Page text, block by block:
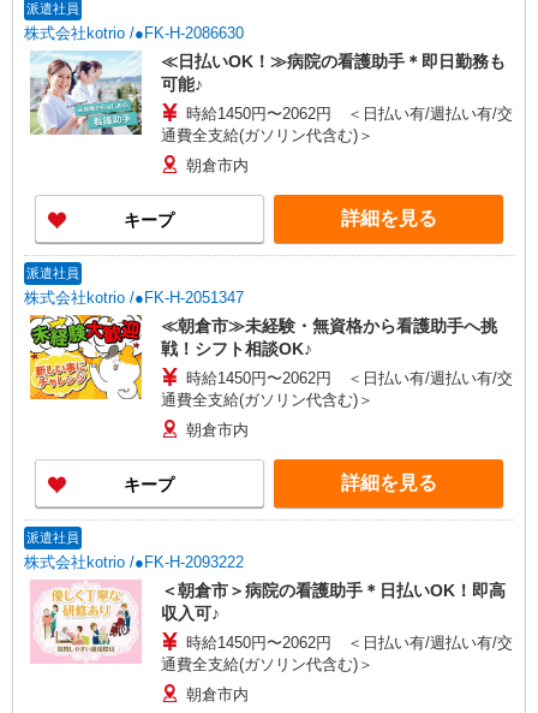
派遣社員
株式会社kotrio /●FK-H-2086630
≪日払いOK！≫病院の看護助手＊即日勤務も
可能♪
時給1450円〜2062円 ＜日払い有/週払い有/交
通費全支給(ガソリン代含む)＞
朝倉市内
キープ 詳細を見る
派遣社員
株式会社kotrio /●FK-H-2051347
≪朝倉市≫未経験・無資格から看護助手へ挑
戦！シフト相談OK♪
時給1450円〜2062円 ＜日払い有/週払い有/交
通費全支給(ガソリン代含む)＞
朝倉市内
キープ 詳細を見る
派遣社員
株式会社kotrio /●FK-H-2093222
＜朝倉市＞病院の看護助手＊日払いOK！即高
収入可♪
時給1450円〜2062円 ＜日払い有/週払い有/交
通費全支給(ガソリン代含む)＞
朝倉市内